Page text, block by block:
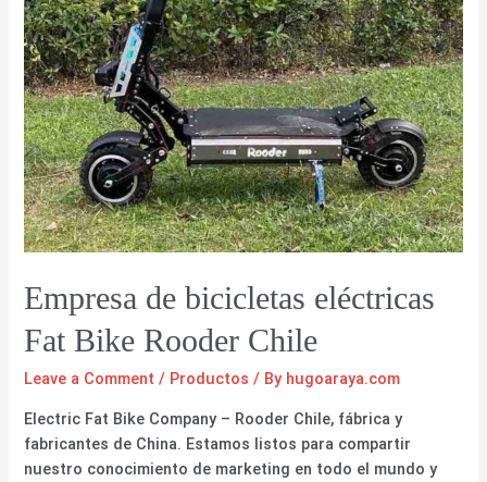
Empresa de bicicletas eléctricas
Fat Bike Rooder Chile
Leave a Comment / Productos / By hugoaraya.com
Electric Fat Bike Company – Rooder Chile, fábrica y
fabricantes de China. Estamos listos para compartir
nuestro conocimiento de marketing en todo el mundo y